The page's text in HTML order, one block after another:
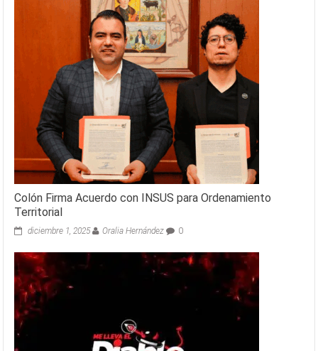
Colón Firma Acuerdo con INSUS para Ordenamiento
Territorial
diciembre 1, 2025 Oralia Hernández 0